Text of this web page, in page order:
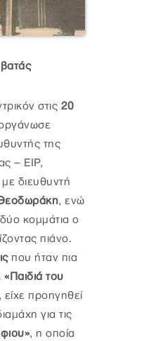
στις 20
της
– ΕΙΡ,
διευθυντή
, ενώ
κομμάτια ο
πιάνο.
που ήταν πια
«Παιδιά του
προηγηθεί
για τις
, η οποία